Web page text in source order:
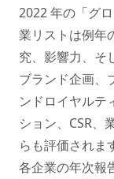
2022 年の「グ
業リストは例年
究、影響力、そ
ブランド企画、
ンドロイヤルテ
ション、CSR、
らも評価されま
各企業の年次報